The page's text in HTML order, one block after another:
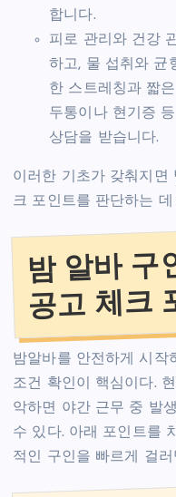
합니다.
피로 관리와 건강
하고, 물 섭취와 균
한 스트레칭과 짧
두통이나 현기증
상담을 받습니다.
이러한 기초가 갖춰지면
크 포인트를 판단하는
밤 알바 구
공고 체크
밤알바를 안전하게 시작
조건 확인이 핵심이다.
악하면 야간 근무 중 발
수 있다. 아래 포인트를
적인 구인을 빠르게 걸